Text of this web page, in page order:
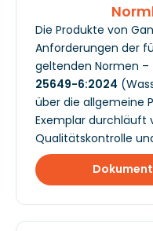
Die Produkte von
Anforderungen der
geltenden Normen –
25649-6:2024
über die allgemeine
Exemplar durchläuft
Qualitätskontrolle